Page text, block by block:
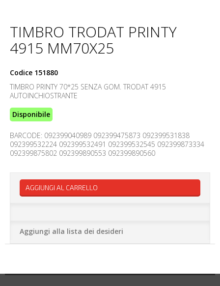
TIMBRO TRODAT PRINTY
4915 MM70X25
Codice 151880
TIMBRO PRINTY 70*25 SENZA GOM. TRODAT 4915
AUTOINCHIOSTRANTE
Disponibile
BARCODE: 092399040989 092399475873 092399531838
092399532224 092399532491 092399532545 092399873334
092399875802 092399890553 092399890560
AGGIUNGI AL CARRELLO
Aggiungi alla lista dei desideri